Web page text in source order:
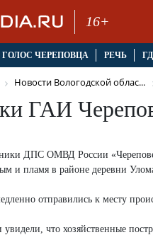
16+
ГОЛОС ЧЕРЕПОВЦА РЕЧЬ
Новости Вологодской облас...
ГАИ
ДПС ОМВД России
и пламя в районе деревни
отправились к месту
что хозяйственные